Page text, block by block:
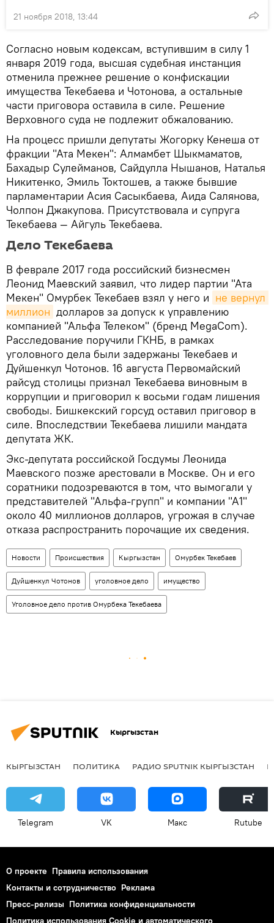
21 ноября 2018, 13:44
Согласно новым кодексам, вступившим в силу 1
января 2019 года, высшая судебная инстанция
отменила прежнее решение о конфискации
имущества Текебаева и Чотонова, а остальные
части приговора оставила в силе. Решение
Верховного суда не подлежит обжалованию.
На процесс пришли депутаты Жогорку Кенеша от
фракции "Ата Мекен": Алмамбет Шыкмаматов,
Бахадыр Сулейманов, Сайдулла Нышанов, Наталья
Никитенко, Эмиль Токтошев, а также бывшие
парламентарии Асия Сасыкбаева, Аида Салянова,
Чолпон Джакупова. Присутствовала и супруга
Текебаева — Айгуль Текебаева.
Дело Текебаева
В феврале 2017 года российский бизнесмен
Леонид Маевский заявил, что лидер партии "Ата
Мекен" Омурбек Текебаев взял у него и не вернул
миллион долларов за допуск к управлению
компанией "Альфа Телеком" (бренд MegaCom).
Расследование поручили ГКНБ, в рамках
уголовного дела были задержаны Текебаев и
Дуйшенкул Чотонов. 16 августа Первомайский
райсуд столицы признал Текебаева виновным в
коррупции и приговорил к восьми годам лишения
свободы. Бишкекский горсуд оставил приговор в
силе. Впоследствии Текебаева лишили мандата
депутата ЖК.
Экс-депутата российской Госдумы Леонида
Маевского позже арестовали в Москве. Он и его
соратники подозреваются в том, что вымогали у
представителей "Альфа-групп" и компании "А1"
около 40 миллионов долларов, угрожая в случае
отказа распространить порочащие их сведения.
Новости Происшествия Кыргызстан Омурбек Текебаев
Дуйшенкул Чотонов уголовное дело имущество
Уголовное дело против Омурбека Текебаева
Кыргызстан
КЫРГЫЗСТАН ПОЛИТИКА РАДИО SPUTNIK КЫРГЫЗСТАН
Telegram VK Макс Rutube
О проекте Правила использования
Контакты и сотрудничество Реклама
Пресс-релизы Политика конфиденциальности
Политика использования Cookie и автоматического